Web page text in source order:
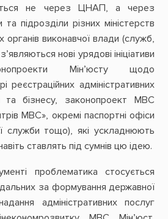
не через ЦНАП, а через
та підрозділи різних міністерств
органів виконавчої влади (служб,
нові урядові ініціативи
Мін’юсту щодо
реєстраційних адміністративних
та бізнесу, законопроект МВС
МВС», окремі паспортні офіси
служби тощо), які ускладнюють
ставлять під сумнів цю ідею.
проблематика стосується
за формування державної
адміністративних послуг